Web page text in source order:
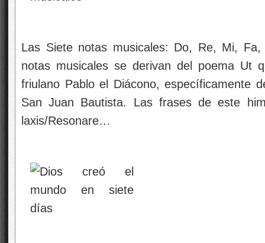
Las Siete notas musicales: Do, Re, Mi,
notas musicales se derivan del poema Ut
friulano Pablo el Diácono, específicamente
San Juan Bautista. Las frases de este
laxis/Resonare…